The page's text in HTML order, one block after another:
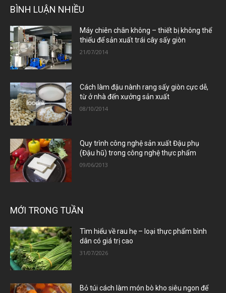
BÌNH LUẬN NHIỀU
Máy chiên chân không – thiết bị không thể
thiếu để sản xuất trái cây sấy giòn
21/07/2014
Cách làm đậu nành rang sấy giòn cực dễ,
từ ở nhà đến xưởng sản xuất
08/10/2014
Quy trình công nghệ sản xuất Đậu phụ
(Đậu hũ) trong công nghệ thực phẩm
09/06/2013
MỚI TRONG TUẦN
Tìm hiểu về rau hẹ – loại thực phẩm bình
dân có giá trị cao
31/07/2026
Bỏ túi cách làm món bò kho siêu ngon để